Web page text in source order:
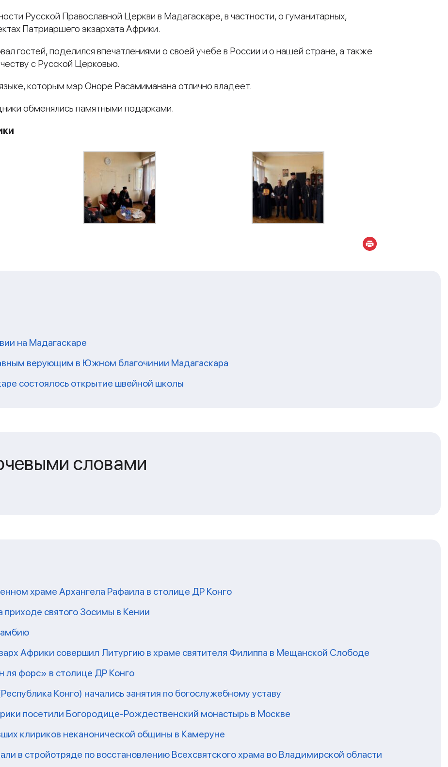
Русской Православной Церкви в Мадагаскаре, в частности, о гуманитарных,
Патриаршего экзархата Африки.
гостей, поделился впечатлениями о своей учебе в России и о нашей стране, а также
с Русской Церковью.
которым мэр Оноре Расамиманана отлично владеет.
обменялись памятными подарками.
на Мадагаскаре
верующим в Южном благочинии Мадагаскара
состоялось открытие швейной школы
словами
храме Архангела Рафаила в столице ДР Конго
святого Зосимы в Кении
Африки совершил Литургию в храме святителя Филиппа в Мещанской Слободе
форс» в столице ДР Конго
Конго) начались занятия по богослужебному уставу
посетили Богородице-Рождественский монастырь в Москве
клириков неканонической общины в Камеруне
в стройотряде по восстановлению Всехсвятского храма во Владимирской области